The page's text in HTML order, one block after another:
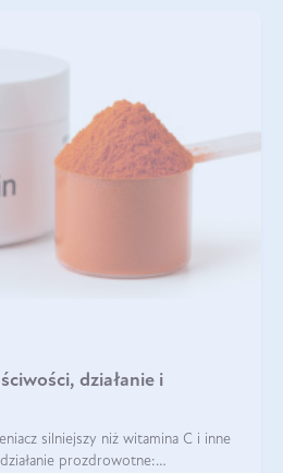
działanie i
silniejszy niż witamina C i inne
prozdrowotne: